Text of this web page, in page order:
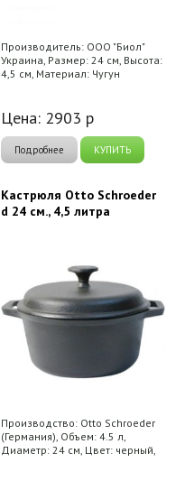
Производитель: ООО "Биол"
Украина, Размер: 24 см, Высота:
4,5 см, Материал: Чугун
Цена: 2903 р
Подробнее КУПИТЬ
Кастрюля Otto Schroeder
d 24 см., 4,5 литра
Производство: Otto Schroeder
(Германия), Объем: 4.5 л,
Диаметр: 24 см, Цвет: черный,